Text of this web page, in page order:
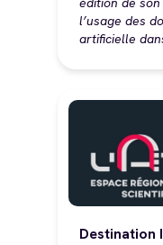
l’usage des
artificielle
Destination